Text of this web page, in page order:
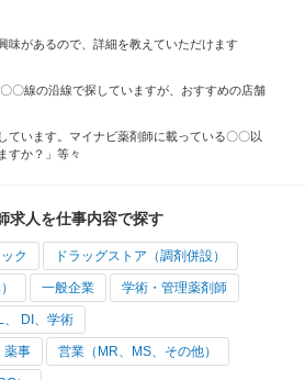
味があるので、詳細を教えていただけます
〇線の沿線で探していますが、おすすめの店舗
ています。マイナビ薬剤師に載っている〇〇以
すか？」等々
求人を仕事内容で探す
ク ドラッグストア（調剤併設）
一般企業 学術・管理薬剤師
、 DI、学術
薬事 営業（MR、MS、その他）